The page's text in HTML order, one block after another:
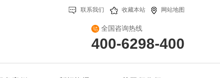
联系我们 收藏本站 网站地图
全国咨询热线
400-6298-400